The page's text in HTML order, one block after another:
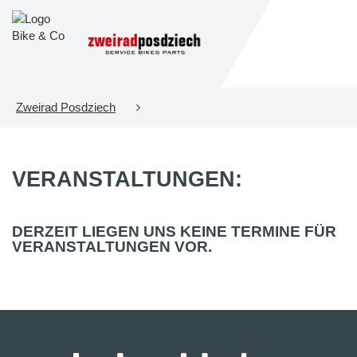
Zweirad Posdziech
VERANSTALTUNGEN:
DERZEIT LIEGEN UNS KEINE TERMINE FÜR
VERANSTALTUNGEN VOR.